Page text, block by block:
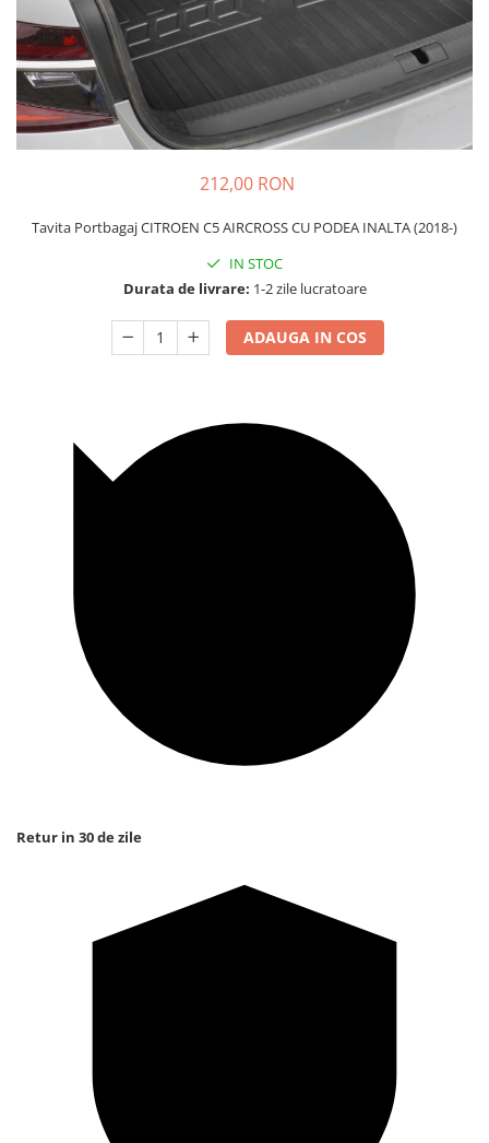
Accesorii Electronice Auto
Incarcatoare Auto
Accesorii pentru Roti si Anvelope
Husa Anvelope
212,00 RON
Tavita Portbagaj CITROEN C5 AIRCROSS CU PODEA INALTA (2018-)
IN STOC
Durata de livrare: 1-2 zile lucratoare
ADAUGA IN COS
Retur in 30 de zile